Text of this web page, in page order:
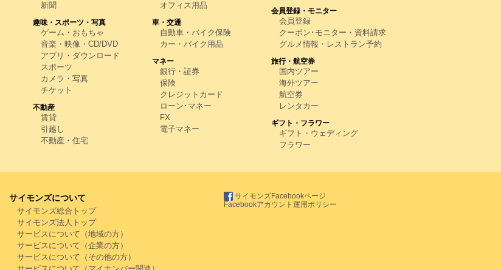
新聞
趣味・スポーツ・写真
ゲーム・おもちゃ
音楽・映像・CD/DVD
アプリ・ダウンロード
スポーツ
カメラ・写真
チケット
不動産
賃貸
引越し
不動産・住宅
オフィス用品
車・交通
自動車・バイク保険
カー・バイク用品
マネー
銀行・証券
保険
クレジットカード
ローン･マネー
FX
電子マネー
会員登録・モニター
会員登録
クーポン･モニター・資料請求
グルメ情報・レストラン予約
旅行・航空券
国内ツアー
海外ツアー
航空券
レンタカー
ギフト・フラワー
ギフト・ウェディング
フラワー
サイモンズについて
サイモンズ総合トップ
サイモンズ法人トップ
サービスについて（地域の方）
サービスについて（企業の方）
サービスについて（その他の方）
サイモンズFacebookページ
Facebookアカウント運用ポリシー